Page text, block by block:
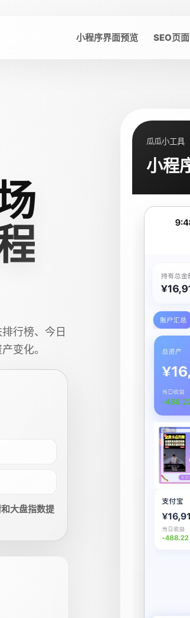
小程序界面预览 SEO页面
行榜、今日
变化。
大盘指数提
瓜瓜小工具
小程